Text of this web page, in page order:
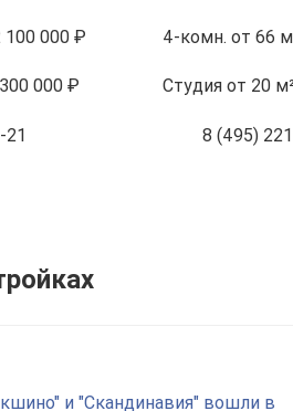
100 000 ₽
000 ₽
21
4-комн. от 66
Студия от 20
8 (495)
и "Скандинавия" вошли в